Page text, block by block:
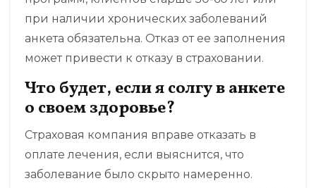
при наличии хронических заболеваний
анкета обязательна. Отказ от ее заполнения
может привести к отказу в страховании.
Что будет, если я солгу в анкете
о своем здоровье?
Страховая компания вправе отказать в
оплате лечения, если выяснится, что
заболевание было скрыто намеренно.